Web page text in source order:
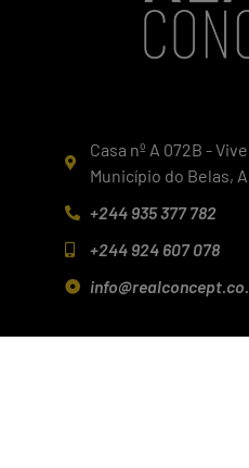
Casa nº A 072B -
Município do Belas,
+244 935 377 782
+244 924 607 078